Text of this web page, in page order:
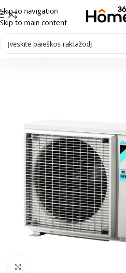
Skip to navigation
Skip to main content
Pradžia/Multi-Split sistemos/Išoriniai blokai